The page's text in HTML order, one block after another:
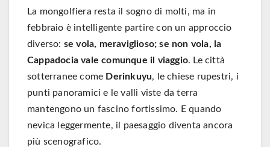
La mongolfiera resta il sogno di molti, ma in
febbraio è intelligente partire con un approccio
diverso: se vola, meraviglioso; se non vola, la
Cappadocia vale comunque il viaggio. Le città
sotterranee come Derinkuyu, le chiese rupestri, i
punti panoramici e le valli viste da terra
mantengono un fascino fortissimo. E quando
nevica leggermente, il paesaggio diventa ancora
più scenografico.